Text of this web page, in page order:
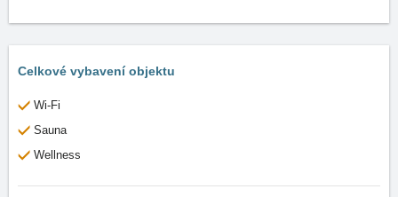
Celkové vybavení objektu
Wi-Fi
Sauna
Wellness